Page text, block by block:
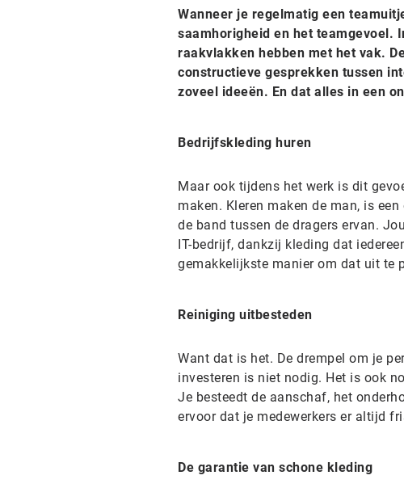
Wanneer je regelmatig een
saamhorigheid en het teamgevoel.
raakvlakken hebben met het vak.
constructieve gesprekken tussen
zoveel ideeën. En dat alles in een
Bedrijfskleding huren
Maar ook tijdens het werk is dit
maken. Kleren maken de man, is
de band tussen de dragers ervan.
IT-bedrijf, dankzij kleding dat
gemakkelijkste manier om dat uit te
Reiniging uitbesteden
Want dat is het. De drempel om je
investeren is niet nodig. Het is ook
Je besteedt de aanschaf, het
ervoor dat je medewerkers er altijd
De garantie van schone kleding